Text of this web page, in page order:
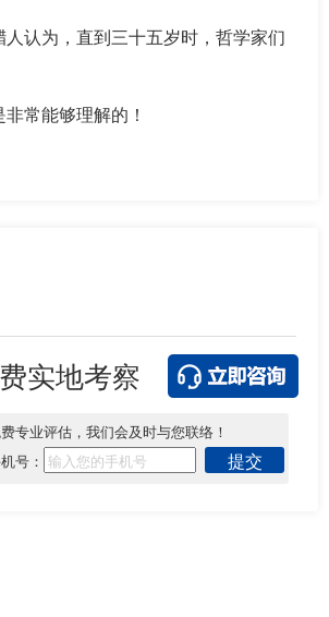
认为，直到三十五岁时，哲学家们
常能够理解的！
实地考察
专业评估，我们会及时与您联络！
号：
提交